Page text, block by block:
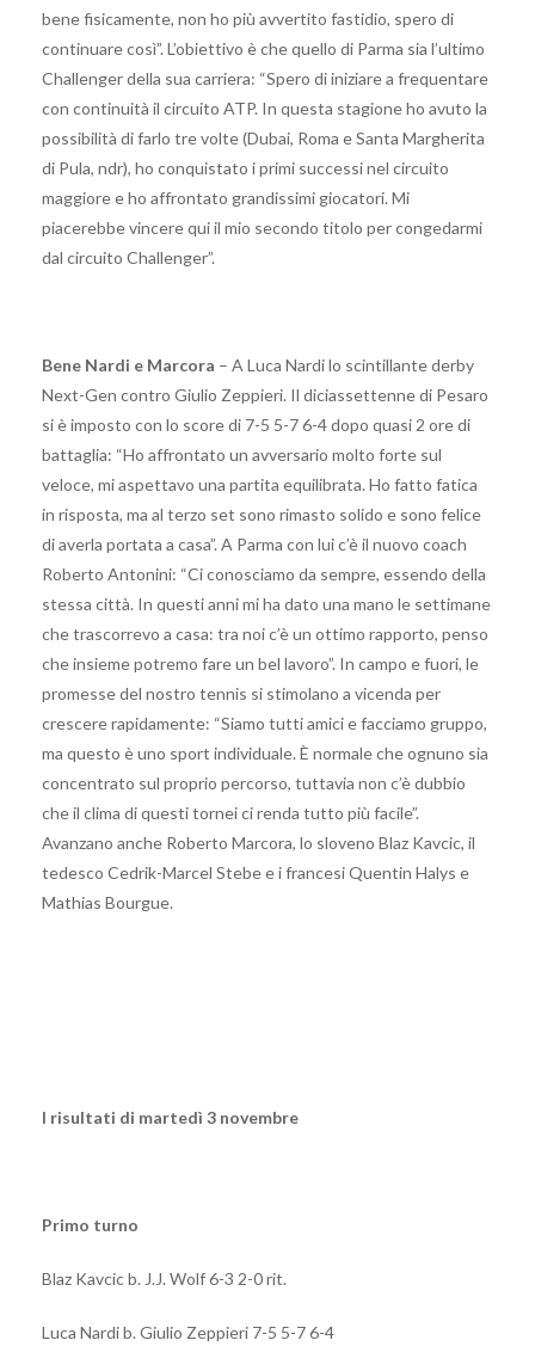
bene fisicamente, non ho più avvertito fastidio, spero di
continuare così”. L’obiettivo è che quello di Parma sia l’ultimo
Challenger della sua carriera: “Spero di iniziare a frequentare
con continuità il circuito ATP. In questa stagione ho avuto la
possibilità di farlo tre volte (Dubai, Roma e Santa Margherita
di Pula, ndr), ho conquistato i primi successi nel circuito
maggiore e ho affrontato grandissimi giocatori. Mi
piacerebbe vincere qui il mio secondo titolo per congedarmi
dal circuito Challenger”.
Bene Nardi e Marcora – A Luca Nardi lo scintillante derby
Next-Gen contro Giulio Zeppieri. Il diciassettenne di Pesaro
si è imposto con lo score di 7-5 5-7 6-4 dopo quasi 2 ore di
battaglia: “Ho affrontato un avversario molto forte sul
veloce, mi aspettavo una partita equilibrata. Ho fatto fatica
in risposta, ma al terzo set sono rimasto solido e sono felice
di averla portata a casa”. A Parma con lui c’è il nuovo coach
Roberto Antonini: “Ci conosciamo da sempre, essendo della
stessa città. In questi anni mi ha dato una mano le settimane
che trascorrevo a casa: tra noi c’è un ottimo rapporto, penso
che insieme potremo fare un bel lavoro”. In campo e fuori, le
promesse del nostro tennis si stimolano a vicenda per
crescere rapidamente: “Siamo tutti amici e facciamo gruppo,
ma questo è uno sport individuale. È normale che ognuno sia
concentrato sul proprio percorso, tuttavia non c’è dubbio
che il clima di questi tornei ci renda tutto più facile”.
Avanzano anche Roberto Marcora, lo sloveno Blaz Kavcic, il
tedesco Cedrik-Marcel Stebe e i francesi Quentin Halys e
Mathias Bourgue.
I risultati di martedì 3 novembre
Primo turno
Blaz Kavcic b. J.J. Wolf 6-3 2-0 rit.
Luca Nardi b. Giulio Zeppieri 7-5 5-7 6-4